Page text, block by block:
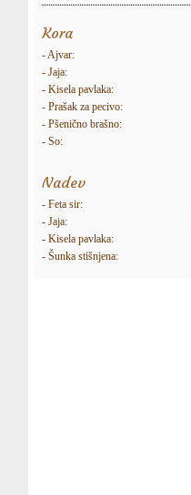
Kora
- Ajvar:
- Jaja:
- Kisela pavlaka:
- Prašak za pecivo:
- Pšenično brašno:
- So:
Nadev
- Feta sir:
- Jaja:
- Kisela pavlaka:
- Šunka stišnjena: